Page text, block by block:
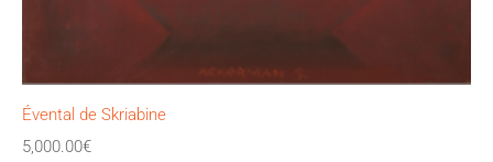
Évental de Skriabine
5,000.00€